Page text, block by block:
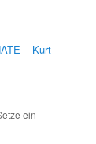
– Kurt
ein